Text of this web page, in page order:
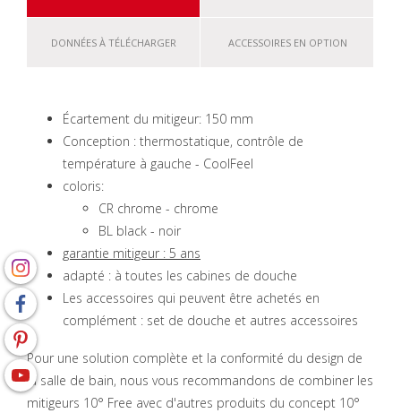
DONNÉES À TÉLÉCHARGER ACCESSOIRES EN OPTION
Écartement du mitigeur: 150 mm
Conception : thermostatique, contrôle de
température à gauche - CoolFeel
coloris:
CR chrome - chrome
BL black - noir
garantie mitigeur : 5 ans
adapté : à toutes les cabines de douche
Les accessoires qui peuvent être achetés en
complément : set de douche et autres accessoires
Pour une solution complète et la conformité du design de
la salle de bain, nous vous recommandons de combiner les
mitigeurs 10° Free avec d'autres produits du concept 10°